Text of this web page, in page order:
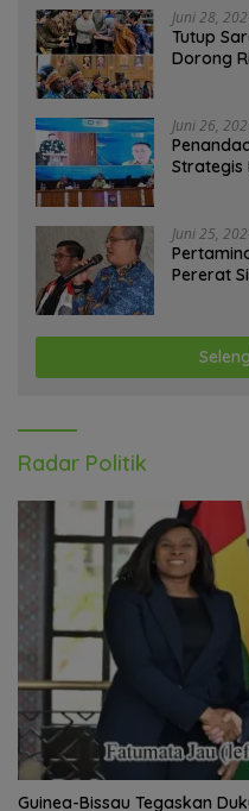
Juni 28,
Tutup
Dorong
Juni 26,
Strategis
Juni 25,
Pererat
Radar Politik
Guinea-Bissau Tegaskan